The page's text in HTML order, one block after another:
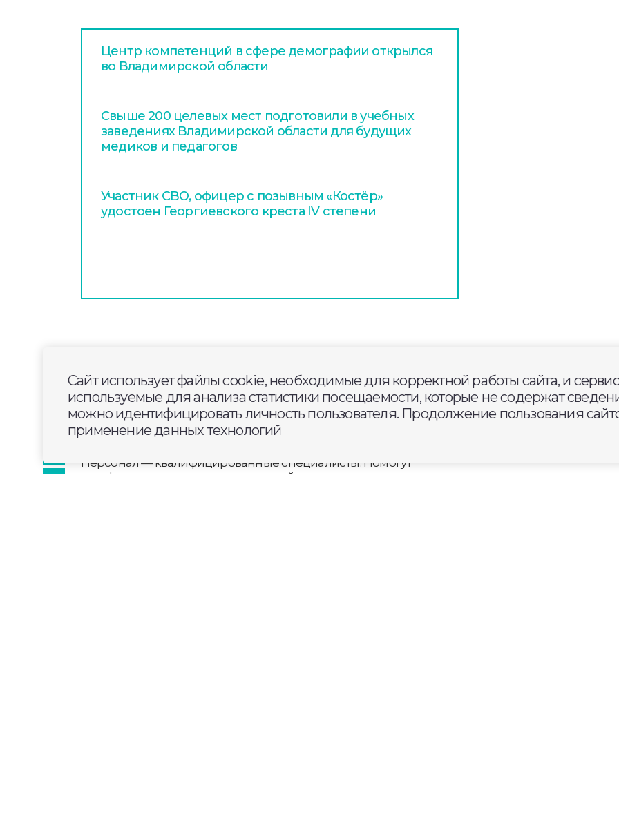
Центр компетенций в сфере демографии открылся
во Владимирской области
Свыше 200 целевых мест подготовили в учебных
заведениях Владимирской области для будущих
медиков и педагогов
Участник СВО, офицер с позывным «Костёр»
удостоен Георгиевского креста IV степени
В Муроме открыли государственный аптечный
Персонал — квалифицированные специалисты. Помогут
и с оформлением, и с консультацией.
Сайт использует файлы cookie, необходимые для корректной работы сайта, и
используемые для анализа статистики посещаемости, которые не содержат
можно идентифицировать личность пользователя. Продолжение пользования
применение данных технологий